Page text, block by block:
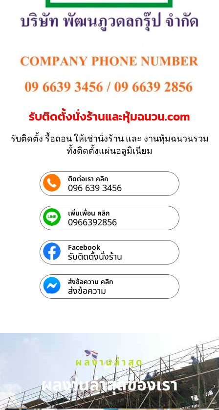
รับติดตั้งนั่งร้านและหุ้มฉนวน.com
รับติดตั้ง รื้อถอน ให้เช่านั่งร้าน และ งานหุ้มฉนวนรวม
ทั้งติดตั้งแผ่นอลูมิเนียม
ติดต่อเรา คลิก
096 639 3456
เพิ่มเพื่อน คลิก
0966392856
Facebook
รับติดตั้งนั่งร้าน
ส่งข้อความ คลิก
ส่งข้อความ
ผลงานล่าสุด
ผลงานล่าสุดของเรา